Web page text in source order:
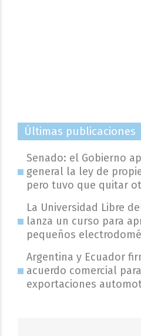
Últimas publicaciones
Senado: el Gobierno
general la ley de
pero tuvo que quitar
La Universidad Libre
lanza un curso para
pequeños
Argentina y Ecuador
acuerdo comercial
exportaciones